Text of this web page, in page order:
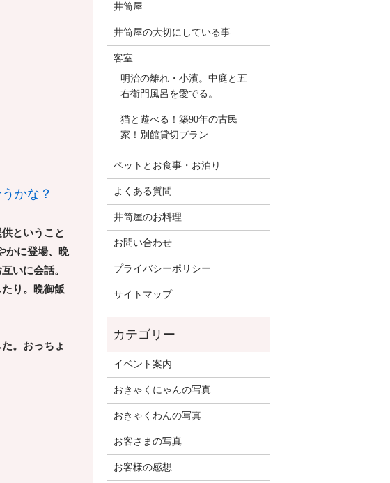
かな？
ということ
かに登場、晩
いに会話。
り。晩御飯
。おっちょ
井筒屋
井筒屋の大切にしている事
客室
明治の離れ・小濱。中庭と五
右衛門風呂を愛でる。
猫と遊べる！築90年の古民
家！別館貸切プラン
ペットとお食事・お泊り
よくある質問
井筒屋のお料理
お問い合わせ
プライバシーポリシー
サイトマップ
イベント案内
おきゃくにゃんの写真
おきゃくわんの写真
お客さまの写真
お客様の感想